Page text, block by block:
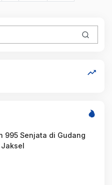
995 Senjata di Gudang